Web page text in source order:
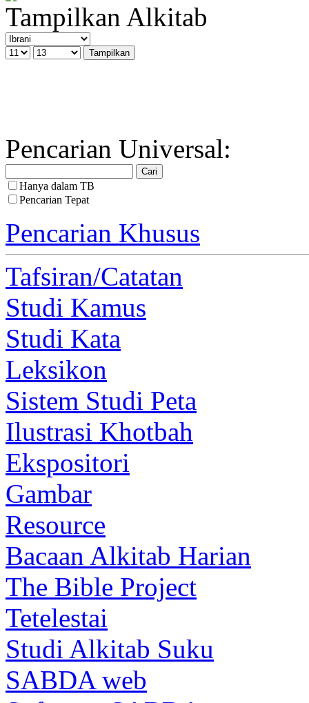
Tampilkan Alkitab
Pencarian Universal:
Hanya dalam TB
Pencarian Tepat
Pencarian Khusus
Tafsiran/Catatan
Studi Kamus
Studi Kata
Leksikon
Sistem Studi Peta
Ilustrasi Khotbah
Ekspositori
Gambar
Resource
Bacaan Alkitab Harian
The Bible Project
Tetelestai
Studi Alkitab Suku
SABDA web